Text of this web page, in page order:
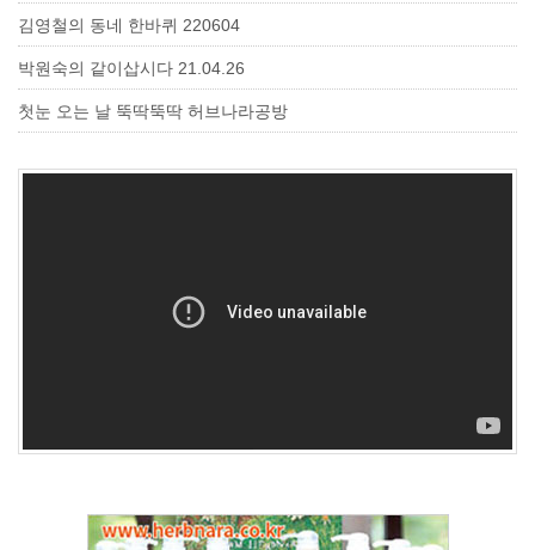
김영철의 동네 한바퀴 220604
박원숙의 같이삽시다 21.04.26
첫눈 오는 날 뚝딱뚝딱 허브나라공방